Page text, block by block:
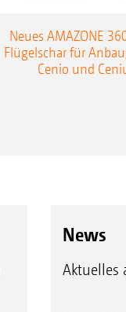
Neues AMAZONE
Flügelschar für
Cenio und
News
Aktuelles